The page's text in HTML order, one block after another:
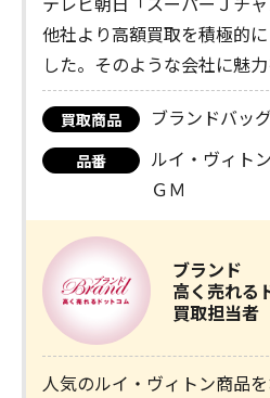
他社より高額買取を積極的
した。そのような会社に魅力
買取商品 ブランドバッ
品番
ルイ・ヴィト
ＧＭ
ブランド
高く売れる
買取担当者
人気のルイ・ヴィトン商品